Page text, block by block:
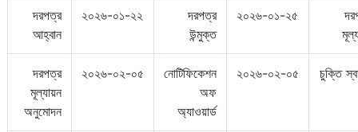
দরপত্র
আহ্বান
২০২৬-০১-২২
দরপত্র
উন্মুক্ত
২০২৬-০১-২৫
দরপত্র
মূল্যায়ন
অনুমোদন
২০২৬-০২-০৫
নোটিফিকেশন
অফ
অ্যাওয়ার্ড
২০২৬-০২-০৫ চুক্তি